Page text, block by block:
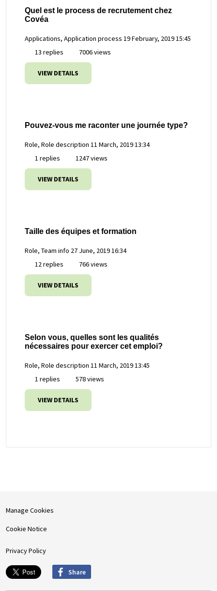
Quel est le process de recrutement chez
Covéa
Applications, Application process 19 February, 2019 15:45
13 replies
7006 views
VIEW DETAILS
Pouvez-vous me raconter une journée type?
Role, Role description 11 March, 2019 13:34
1 replies
1247 views
VIEW DETAILS
Taille des équipes et formation
Role, Team info 27 June, 2019 16:34
12 replies
766 views
VIEW DETAILS
Selon vous, quelles sont les qualités
nécessaires pour exercer cet emploi?
Role, Role description 11 March, 2019 13:45
1 replies
578 views
VIEW DETAILS
Manage Cookies
Cookie Notice
Privacy Policy
Share